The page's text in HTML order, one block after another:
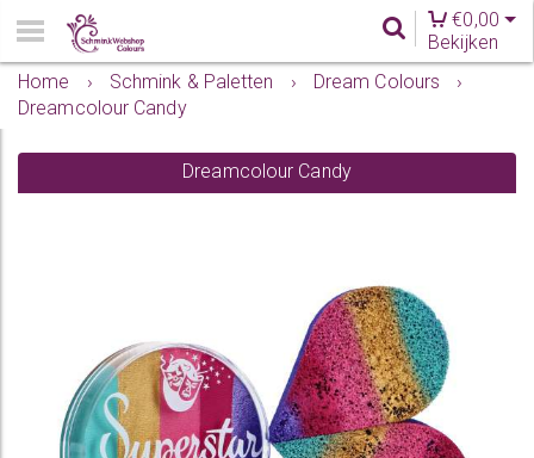
€0,00
Bekijken
Home
› Schmink & Paletten › Dream Colours
›
Dreamcolour Candy
Dreamcolour Candy